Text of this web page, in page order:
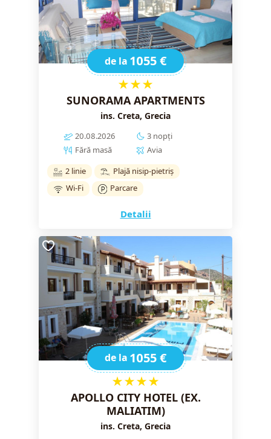
de la 1055 €
★★★
SUNORAMA APARTMENTS
ins. Creta, Grecia
20.08.2026
3 nopți
Fără masă
Avia
2 linie
Plajă nisip-pietriș
Wi-Fi
Parcare
Detalii
de la 1055 €
★★★★
APOLLO CITY HOTEL (EX.
MALIATIM)
ins. Creta, Grecia